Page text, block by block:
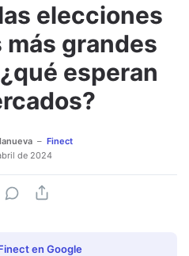
elecciones
más grandes
esperan
Finect
de 2024
en Google